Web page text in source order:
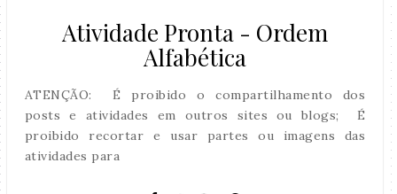
Atividade Pronta - Ordem
Alfabética
ATENÇÃO: É proibido o compartilhamento dos
posts e atividades em outros sites ou blogs; É
proibido recortar e usar partes ou imagens das
atividades para